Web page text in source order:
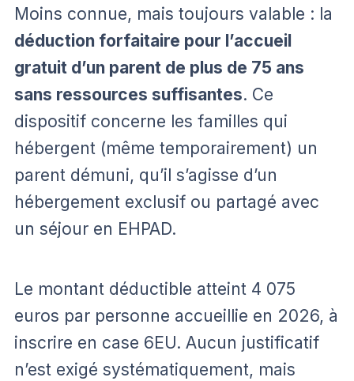
Moins connue, mais toujours valable : la
déduction forfaitaire pour l’accueil
gratuit d’un parent de plus de 75 ans
sans ressources suffisantes. Ce
dispositif concerne les familles qui
hébergent (même temporairement) un
parent démuni, qu’il s’agisse d’un
hébergement exclusif ou partagé avec
un séjour en EHPAD.
Le montant déductible atteint 4 075
euros par personne accueillie en 2026, à
inscrire en case 6EU. Aucun justificatif
n’est exigé systématiquement, mais